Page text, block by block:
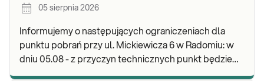
05 sierpnia 2026
Informujemy o następujących ograniczeniach dla
punktu pobrań przy ul. Mickiewicza 6 w Radomiu: w
dniu 05.08 - z przyczyn technicznych punkt będzie